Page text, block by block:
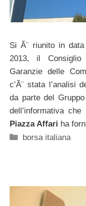
Si Ã¨ riunito in
2013, il
Garanzie delle
c’Ã¨ stata l’analisi
da parte del
dell’informativa
Piazza Affari ha
Categorie
borsa italiana